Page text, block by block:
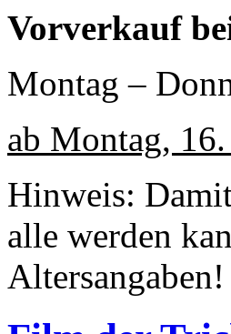
Vorverkauf
Montag –
ab Montag,
Hinweis:
alle werden
Altersangaben!